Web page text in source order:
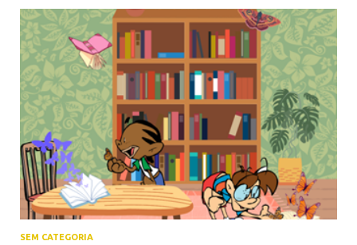
SEM CATEGORIA